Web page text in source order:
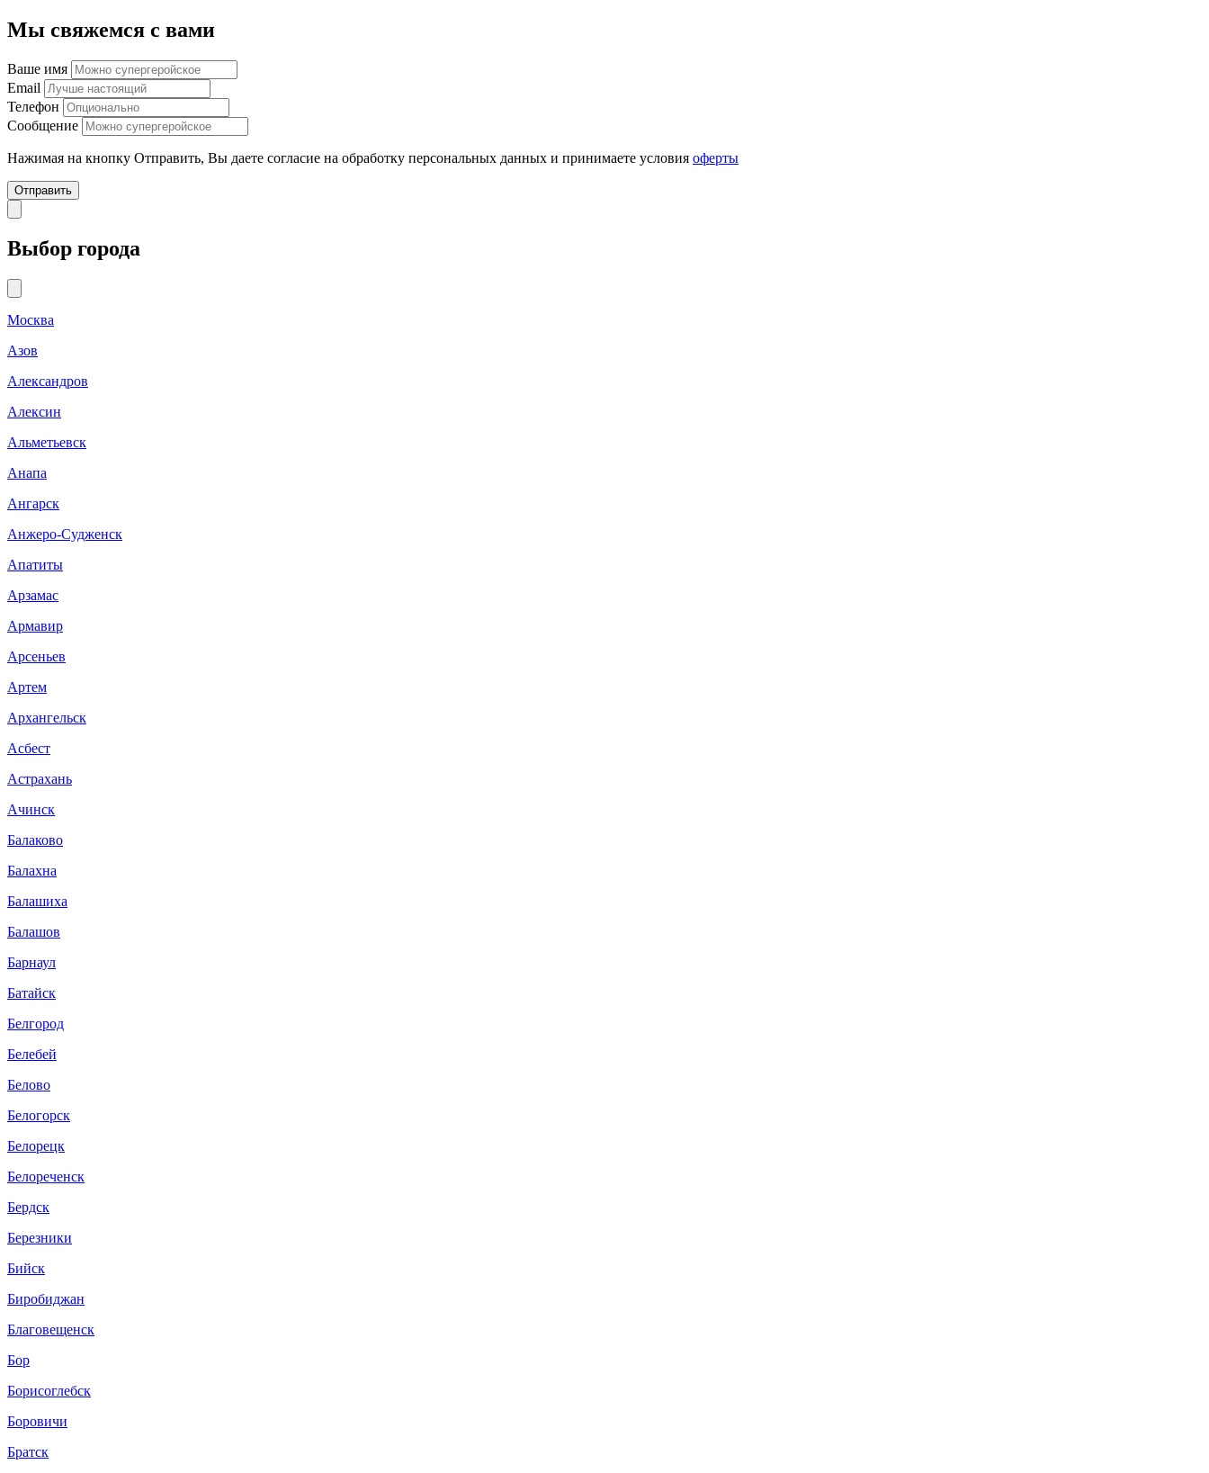
Мы свяжемся с вами
Ваше имя
Email
Телефон
Сообщение
Нажимая на кнопку Отправить, Вы даете согласие на обработку персональных данных и принимаете условия оферты
Отправить
Выбор города
Москва
Азов
Александров
Алексин
Альметьевск
Анапа
Ангарск
Анжеро-Судженск
Апатиты
Арзамас
Армавир
Арсеньев
Артем
Архангельск
Асбест
Астрахань
Ачинск
Балаково
Балахна
Балашиха
Балашов
Барнаул
Батайск
Белгород
Белебей
Белово
Белогорск
Белорецк
Белореченск
Бердск
Березники
Бийск
Биробиджан
Благовещенск
Бор
Борисоглебск
Боровичи
Братск